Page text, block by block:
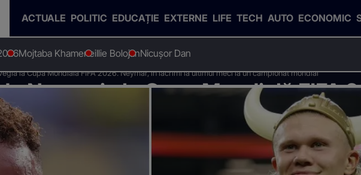
ACTUALE POLITIC EDUCAȚIE EXTERNE LIFE TECH AUTO ECONOMIC
Mojtaba KhameneiIlie BolojanNicușor Dan
la Cupa Mondială FIFA 2026. Neymar, în lacrimi la ultimul meci la un campionat mondial
Norvegia la Cupa Mondială FIFA
ultimul meci la un campionat